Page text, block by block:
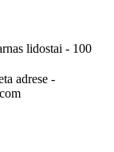
lidostai - 100
adrese -